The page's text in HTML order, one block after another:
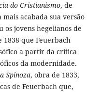
do Cristianismo, de
acabada sua versão
jovens hegelianos de
1838 que Feuerbach
a partir da crítica
da modernidade.
Spinoza, obra de 1833,
de Feuerbach que,